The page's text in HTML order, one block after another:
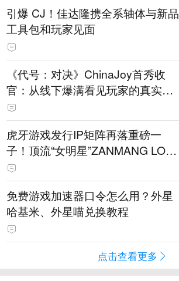
引爆 CJ！佳达隆携全系轴体与新品
工具包和玩家见面
《代号：对决》ChinaJoy首秀收
官：从线下爆满看见玩家的真实期
待
虎牙游戏发行IP矩阵再落重磅一
子！顶流“女明星”ZANMANG LOO
PY 正版3D消除手游《消消奇遇》
惊喜曝光
免费游戏加速器口令怎么用？外星
哈基米、外星喵兑换教程
点击查看更多